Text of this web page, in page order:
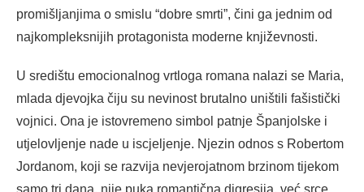
promišljanjima o smislu “dobre smrti”, čini ga jednim od
najkompleksnijih protagonista moderne književnosti.
U središtu emocionalnog vrtloga romana nalazi se Maria,
mlada djevojka čiju su nevinost brutalno uništili fašistički
vojnici. Ona je istovremeno simbol patnje Španjolske i
utjelovljenje nade u iscjeljenje. Njezin odnos s Robertom
Jordanom, koji se razvija nevjerojatnom brzinom tijekom